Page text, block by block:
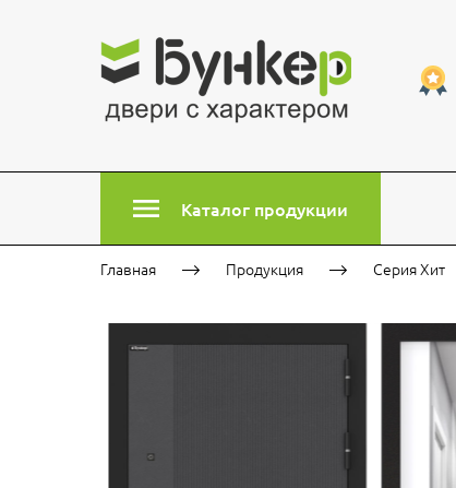
Каталог продукции
Главная Продукция Серия Хит